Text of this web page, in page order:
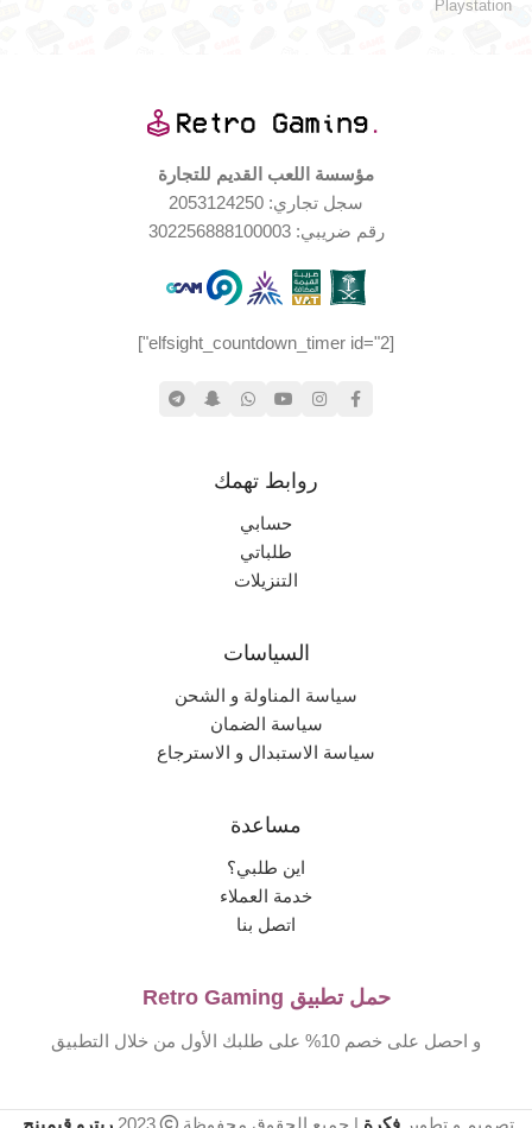
Playstation
مستخدم بحالة جيدة جدا
اليابان
جيدة جدا
مؤسسة اللعب القديم للتجارة
سجل تجاري: 2053124250
رقم ضريبي: 302256888100003
[elfsight_countdown_timer id="2"]
روابط تهمك
حسابي
طلباتي
التنزيلات
السياسات
سياسة المناولة و الشحن
سياسة الضمان
سياسة الاستبدال و الاسترجاع
مساعدة
اين طلبي؟
خدمة العملاء
اتصل بنا
حمل تطبيق Retro Gaming
و احصل على خصم 10% على طلبك الأول من خلال التطبيق